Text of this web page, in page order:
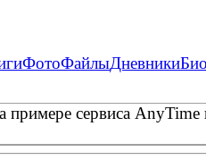
ФотоФайлыДневники
сервиса AnyTime